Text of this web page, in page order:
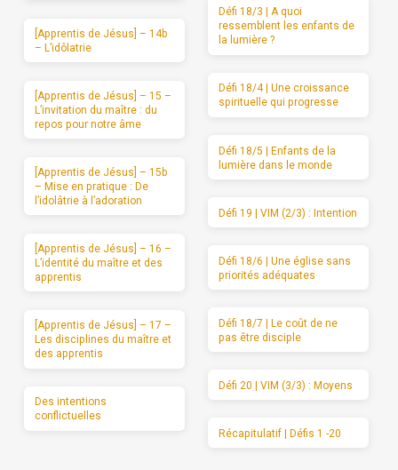
[Apprentis de Jésus] – 14b
– L’idôlatrie
[Apprentis de Jésus] – 15 –
L’invitation du maître : du
repos pour notre âme
[Apprentis de Jésus] – 15b
– Mise en pratique : De
l’idolâtrie à l’adoration
[Apprentis de Jésus] – 16 –
L’identité du maître et des
apprentis
[Apprentis de Jésus] – 17 –
Les disciplines du maître et
des apprentis
Des intentions
conflictuelles
Défi 18/3 | A quoi
ressemblent les enfants de
la lumière ?
Défi 18/4 | Une croissance
spirituelle qui progresse
Défi 18/5 | Enfants de la
lumière dans le monde
Défi 19 | VIM (2/3) : Intention
Défi 18/6 | Une église sans
priorités adéquates
Défi 18/7 | Le coût de ne
pas être disciple
Défi 20 | VIM (3/3) : Moyens
Récapitulatif | Défis 1 -20